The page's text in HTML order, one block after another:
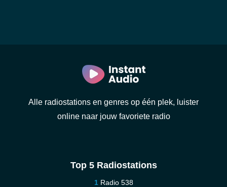
Alle radiostations en genres op één plek, luister
online naar jouw favoriete radio
Top 5 Radiostations
Radio 538